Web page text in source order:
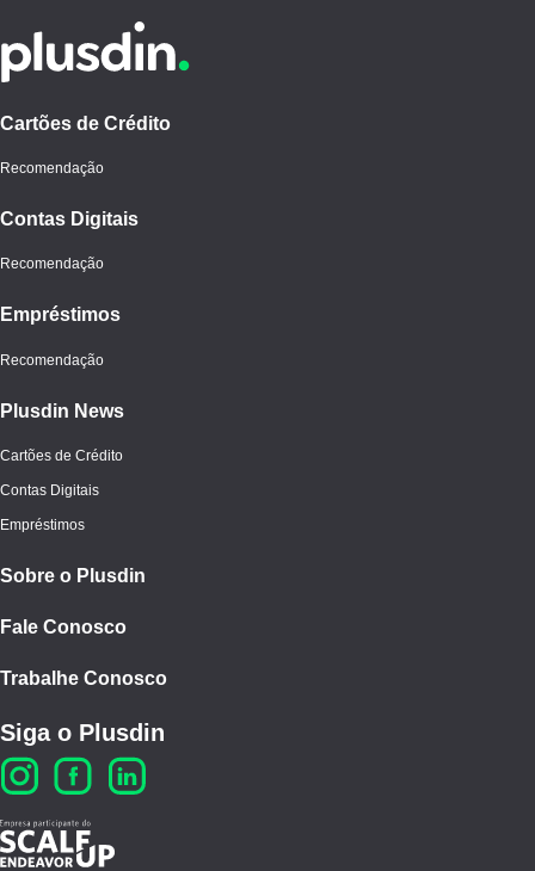
Cartões de Crédito
Recomendação
Contas Digitais
Recomendação
Empréstimos
Recomendação
Plusdin News
Cartões de Crédito
Contas Digitais
Empréstimos
Sobre o Plusdin
Fale Conosco
Trabalhe Conosco
Siga o Plusdin